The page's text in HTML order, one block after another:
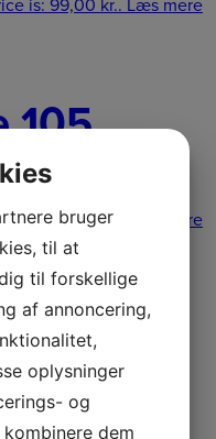
is: 99,00 kr.. Læs mere
105
is: 99,00 kr..
Læs mere
price was:
is: 109,00 kr..
bruger
til at
til forskellige
af annoncering,
oplysninger
og
dem